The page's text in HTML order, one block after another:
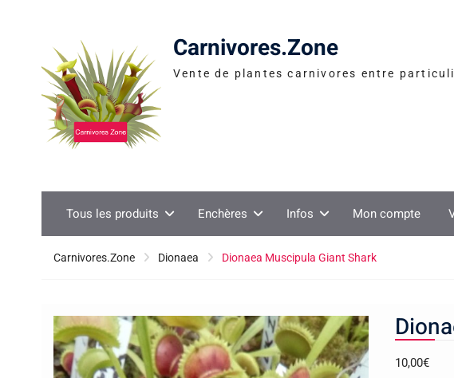
Carnivores.Zone
Vente de plantes carnivores entre
Tous les produits Enchères Infos Mon compte
Carnivores.Zone Dionaea Dionaea Muscipula Giant Shark
10,00€